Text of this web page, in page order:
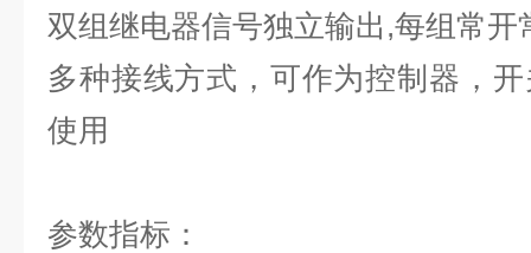
双组继电器信号独立输出,每组常开
多种接线方式，可作为控制器，
使用
参数指标：